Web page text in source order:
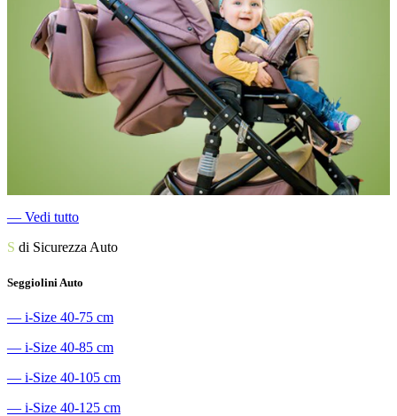
― Vedi tutto
S di Sicurezza Auto
Seggiolini Auto
― i-Size 40-75 cm
― i-Size 40-85 cm
― i-Size 40-105 cm
― i-Size 40-125 cm